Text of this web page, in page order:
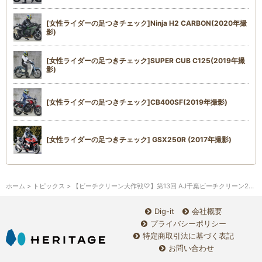
[女性ライダーの足つきチェック]Ninja H2 CARBON(2020年撮
影)
[女性ライダーの足つきチェック]SUPER CUB C125(2019年撮
影)
[女性ライダーの足つきチェック]CB400SF(2019年撮影)
[女性ライダーの足つきチェック] GSX250R (2017年撮影)
ホーム > トピックス > 【ビーチクリーン大作戦♡】第13回 AJ千葉ビーチクリーン2022 with ラブ・ジ・アース参加者募集！
Dig-it
会社概要
プライバシーポリシー
特定商取引法に基づく表記
お問い合わせ